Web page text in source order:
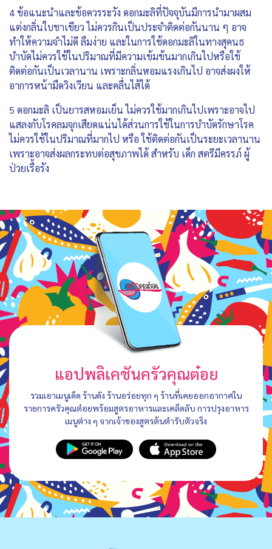
4 ข้อแนะนำและข้อควรระวัง ดอกมะลิที่ปัจจุบันมีการนำมาผสม
แต่งกลิ่นใบชาเขียว ไม่ควรกินเป็นประจำติดต่อกันนาน ๆ อาจ
ทำให้ความจำไม่ดี ลืมง่าย และในการใช้ดอกมะลิในทางสุคนธ
บำบัดไม่ควรใช้ในปริมาณที่มีความเข้มข้นมากเกินไปหรือใช้
ติดต่อกันเป็นเวลานาน เพราะกลิ่นหอมแรงเกินไป อาจส่งผงให้
อาการหน้ามืดวิงเวียน และคลื่นไส้ได้
5 ดอกมะลิ เป็นยารสหอมเย็น ไม่ควรใช้มากเกินไปเพราะอาจไป
แสลงกับโรคลมจุกเสียดแน่นได้ส่วนการใช้ในการบำบัดรักษาโรค
ไม่ควรใช้ในปริมาณที่มากไป หรือ ใช้ติดต่อกันเป็นระยะเวลานาน
เพราะอาจส่งผลกระทบต่อสุขภาพได้ สำหรับ เด็ก สตรีมีครรภ์ ผู้
ป่วยเรื้อรัง
แอปพลิเคชันครัวคุณต๋อย
รวมเอาเมนูเด็ด ร้านดัง ร้านอร่อยทุก ๆ ร้านที่เคยออกอากาศใน
รายการครัวคุณต๋อยพร้อมสูตรอาหารและเคล็ดลับ การปรุงอาหาร
เมนูต่าง ๆ จากเจ้าของสูตรต้นตำรับตัวจริง